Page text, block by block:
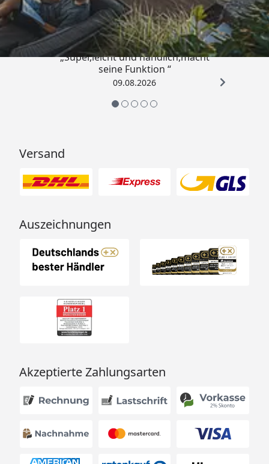
4,81/ 5
„Super,leicht und handlich,macht
seine Funktion “
09.08.2026
Versand
Auszeichnungen
Akzeptierte Zahlungsarten